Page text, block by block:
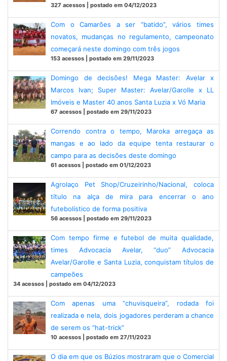
327 acessos | postado em 04/12/2023
Com o Camarões a ser “batido”, vários times
novatos, mudanças no regulamento, campeonato
começará neste domingo com três jogos
153 acessos | postado em 29/11/2023
Domingo de decisões! Mega Master: Avelar x
Marcos Ivan; Super Master: Avelar/Garolle x LL
Imóveis e Master 40 anos Santa Luzia x Vó Maria
67 acessos | postado em 29/11/2023
Correndo contra o tempo, Maroka arregaça as
mangas e ao lado da equipe tenta restaurar o
campo para as decisões deste domingo
61 acessos | postado em 01/12/2023
Agrolaço Pet Shop/Cruzeirinho/Nacional, coloca
título na alça de mira para encerrar o ano
futebolístico de forma positiva
56 acessos | postado em 29/11/2023
Com tempo firme e futebol de muita qualidade,
times Advocacia Avelar, “duo” Advocacia
Avelar/Garolle e Santa Luzia, conquistam títulos de
campeões
34 acessos | postado em 04/12/2023
Com apenas uma “chuvisqueira”, rodada foi
realizada e nela, dois jogadores perderam a chance
de serem os “hat-trick”
10 acessos | postado em 27/11/2023
O dia em que os Búzios mostraram que o Comercial